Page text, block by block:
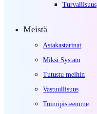
Turvallisuus
Meistä
Asiakastarinat
Miksi Systam
Tutustu meihin
Vastuullisuus
Toimipisteemme